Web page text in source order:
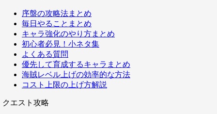
序盤の攻略法まとめ
毎日やることまとめ
キャラ強化のやり方まとめ
初心者必見！小ネタ集
よくある質問
優先して育成するキャラまとめ
海賊レベル上げの効率的な方法
コスト上限の上げ方解説
クエスト攻略